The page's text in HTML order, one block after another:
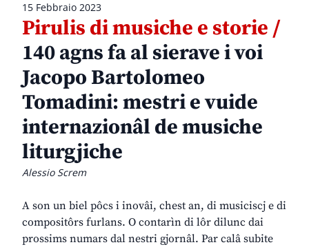
15 Febbraio 2023
Pirulis di musiche e storie /
140 agns fa al sierave i voi
Jacopo Bartolomeo
Tomadini: mestri e vuide
internazionâl de musiche
liturgjiche
Alessio Screm
A son un biel pôcs i inovâi, chest an, di musiciscj e di
compositôrs furlans. O contarìn di lôr dilunc dai
prossims numars dal nestri gjornâl. Par calâ subite